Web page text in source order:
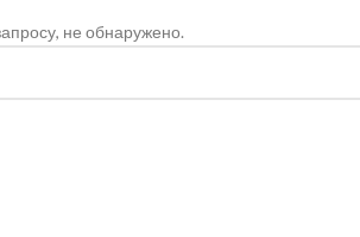
не обнаружено.